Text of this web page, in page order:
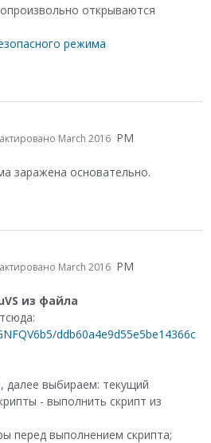
открываются
режима
March 2016 PM
заражена основательно.
March 2016 PM
из файла
ddb60a4e9d55e5be14366c
далее выбираем: текущий
- выполнить скрипт из
перед выполнением скрипта;